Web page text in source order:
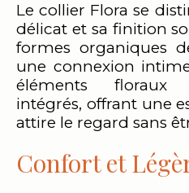
Le collier Flora se
délicat et sa finition
formes organiques
une connexion
éléments floraux
intégrés, offrant une
attire le regard sans
Confort et